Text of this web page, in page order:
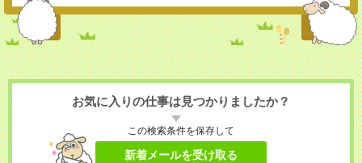
お気に入りの仕事は見つかりましたか？
この検索条件を保存して
新着メールを受け取る